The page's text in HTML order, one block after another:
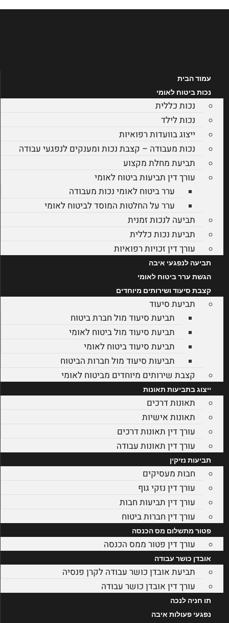
עמוד הבית
נכות ביטוח לאומי
נכות כללית
נכות לילד
ייצוג בוועדות רפואיות
נכות מעבודה – קצבת נכות ומענקים לנפגעי עבודה
תביעת מחלת מקצוע
עורך דין תביעות ביטוח לאומי
ערר ביטוח לאומי נכות מעבודה
ערר על החלטות המוסד לביטוח לאומי
תביעה לנכות זמנית
תביעת נכות כללית
עורך דין זכויות רפואיות
תביעה לנפגעי איבה
הגשת ערר ביטוח לאומי
קצבת סיעוד ושירותים מיוחדים
תביעת סיעוד
תביעת סיעוד מול חברת ביטוח
תביעת סיעוד מול ביטוח לאומי
תביעת סיעוד ביטוח לאומי
תביעות סיעוד מול חברות הביטוח
קצבת שירותים מיוחדים מביטוח לאומי
ייצוג בתביעות תאונות
תאונות דרכים
תאונות אישיות
עורך דין תאונות דרכים
עורך דין תאונות עבודה
תביעות נזיקין
חבות מעסיקים
עורך דין נזקי גוף
עורך דין תביעות חבות
עורך דין חברות ביטוח
פטור מתשלום מס הכנסה
עורך דין פטור ממס הכנסה
אובדן כושר עבודה
תביעת אובדן כושר עבודה לקרן פנסיה
עורך דין אובדן כושר עבודה
תו חניה לנכה
נפגעי פעולות איבה